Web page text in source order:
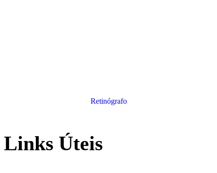
Retinógrafo
Links Úteis